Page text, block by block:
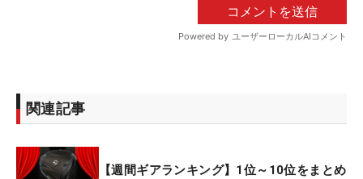
関連記事
【週間ギアランキング】1位～10位をまとめ